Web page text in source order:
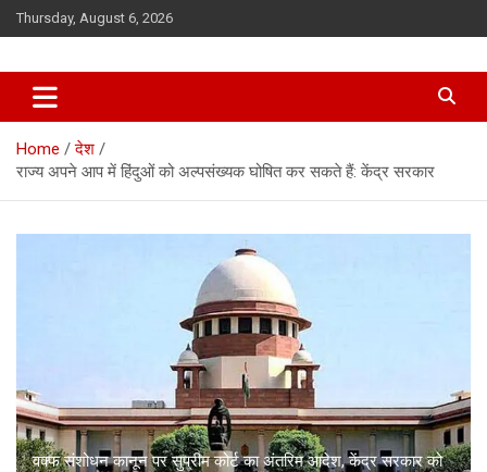
Skip
to
Thursday, August 6, 2026
Home
देश
राज्य अपने आप में हिंदुओं को अल्पसंख्यक घोषित कर सकते हैं: केंद्र सरकार
वक्फ संशोधन कानून पर सुप्रीम कोर्ट का अंतरिम आदेश, केंद्र सरकार को